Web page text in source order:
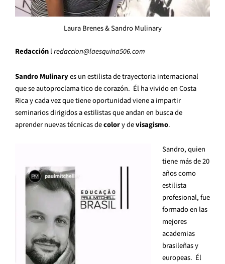
Laura Brenes & Sandro Mulinary
Redacciónlredaccion@laesquina506.com
Sandro Mulinaryes un estilista de trayectoria internacional
que se autoproclama tico de corazón. Él ha vivido en Costa
Rica y cada vez que tiene oportunidad viene a impartir
seminarios dirigidos a estilistas que andan en busca de
aprender nuevas técnicas decolory devisagismo.
Sandro, quien
tiene más de 20
años como
estilista
profesional, fue
formado en las
mejores
academias
brasileñas y
europeas. Él